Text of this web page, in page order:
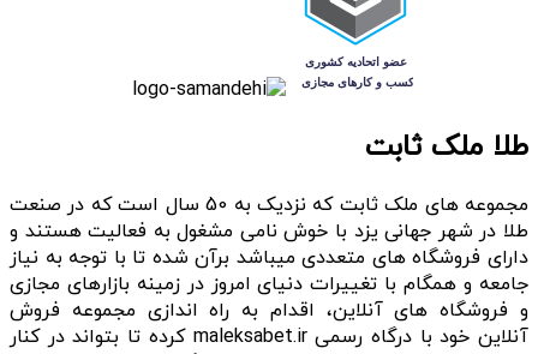
طلا ملک ثابت
مجموعه های ملک ثابت که نزدیک به 50 سال است که در صنعت
طلا در شهر جهانی یزد با خوش نامی مشغول به فعالیت هستند و
دارای فروشگاه های متعددی میباشد برآن شده تا با توجه به نیاز
جامعه و همگام با تغییرات دنیای امروز در زمینه بازارهای مجازی
و فروشگاه های آنلاین، اقدام به راه اندازی مجموعه فروش
آنلاین خود با درگاه رسمی maleksabet.ir کرده تا بتواند در کنار